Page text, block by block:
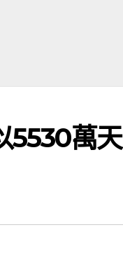
5530萬天